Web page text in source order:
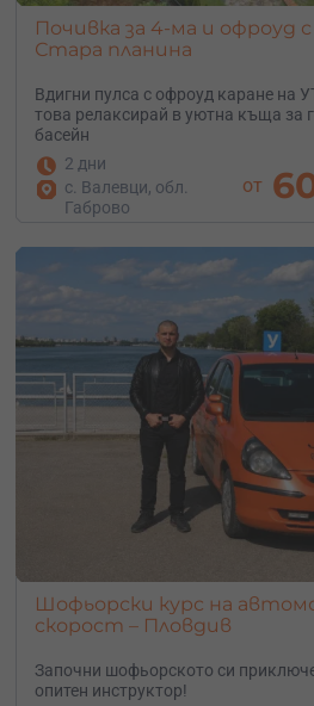
Почивка за 4-ма и офроуд
Стара планина
Вдигни пулса с офроуд каране на
това релаксирай в уютна къща за
басейн
2 дни
с. Валевци, обл.
Габрово
от
Шофьорски курс на
скорост – Пловдив
Започни шофьорското си
опитен инструктор!